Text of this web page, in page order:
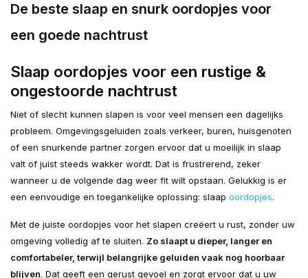
De beste slaap en snurk oordopjes voor
een goede nachtrust
Slaap oordopjes voor een rustige &
ongestoorde nachtrust
Niet of slecht kunnen slapen is voor veel mensen een dagelijks
probleem. Omgevingsgeluiden zoals verkeer, buren, huisgenoten
of een snurkende partner zorgen ervoor dat u moeilijk in slaap
valt of juist steeds wakker wordt. Dat is frustrerend, zeker
wanneer u de volgende dag weer fit wilt opstaan. Gelukkig is er
een eenvoudige en toegankelijke oplossing: slaap oordopjes.
Met de juiste oordopjes voor het slapen creëert u rust, zonder uw
omgeving volledig af te sluiten. Zo slaapt u dieper, langer en
comfortabeler, terwijl belangrijke geluiden vaak nog hoorbaar
blijven. Dat geeft een gerust gevoel en zorgt ervoor dat u uw